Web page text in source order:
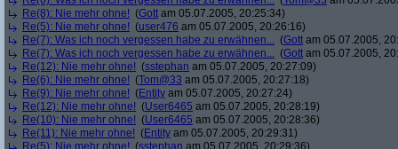
Re(8): Nie mehr ohne! (Gott am 05.07.2005, 20:25:34)
Re(5): Nie mehr ohne! (user476 am 05.07.2005, 20:26:16)
Re(7): Was ich noch vergessen habe zu erwähnen... (Gott am 05.07.2005,
Re(7): Was ich noch vergessen habe zu erwähnen... (Gott am 05.07.2005,
Re(12): Nie mehr ohne! (sstephan am 05.07.2005, 20:27:09)
Re(6): Nie mehr ohne! (Tom@33 am 05.07.2005, 20:27:18)
Re(9): Nie mehr ohne! (Entity am 05.07.2005, 20:27:24)
Re(12): Nie mehr ohne! (User6465 am 05.07.2005, 20:28:19)
Re(10): Nie mehr ohne! (User6465 am 05.07.2005, 20:28:36)
Re(11): Nie mehr ohne! (Entity am 05.07.2005, 20:29:31)
Re(5): Nie mehr ohne! (sstephan am 05.07.2005, 20:29:36)